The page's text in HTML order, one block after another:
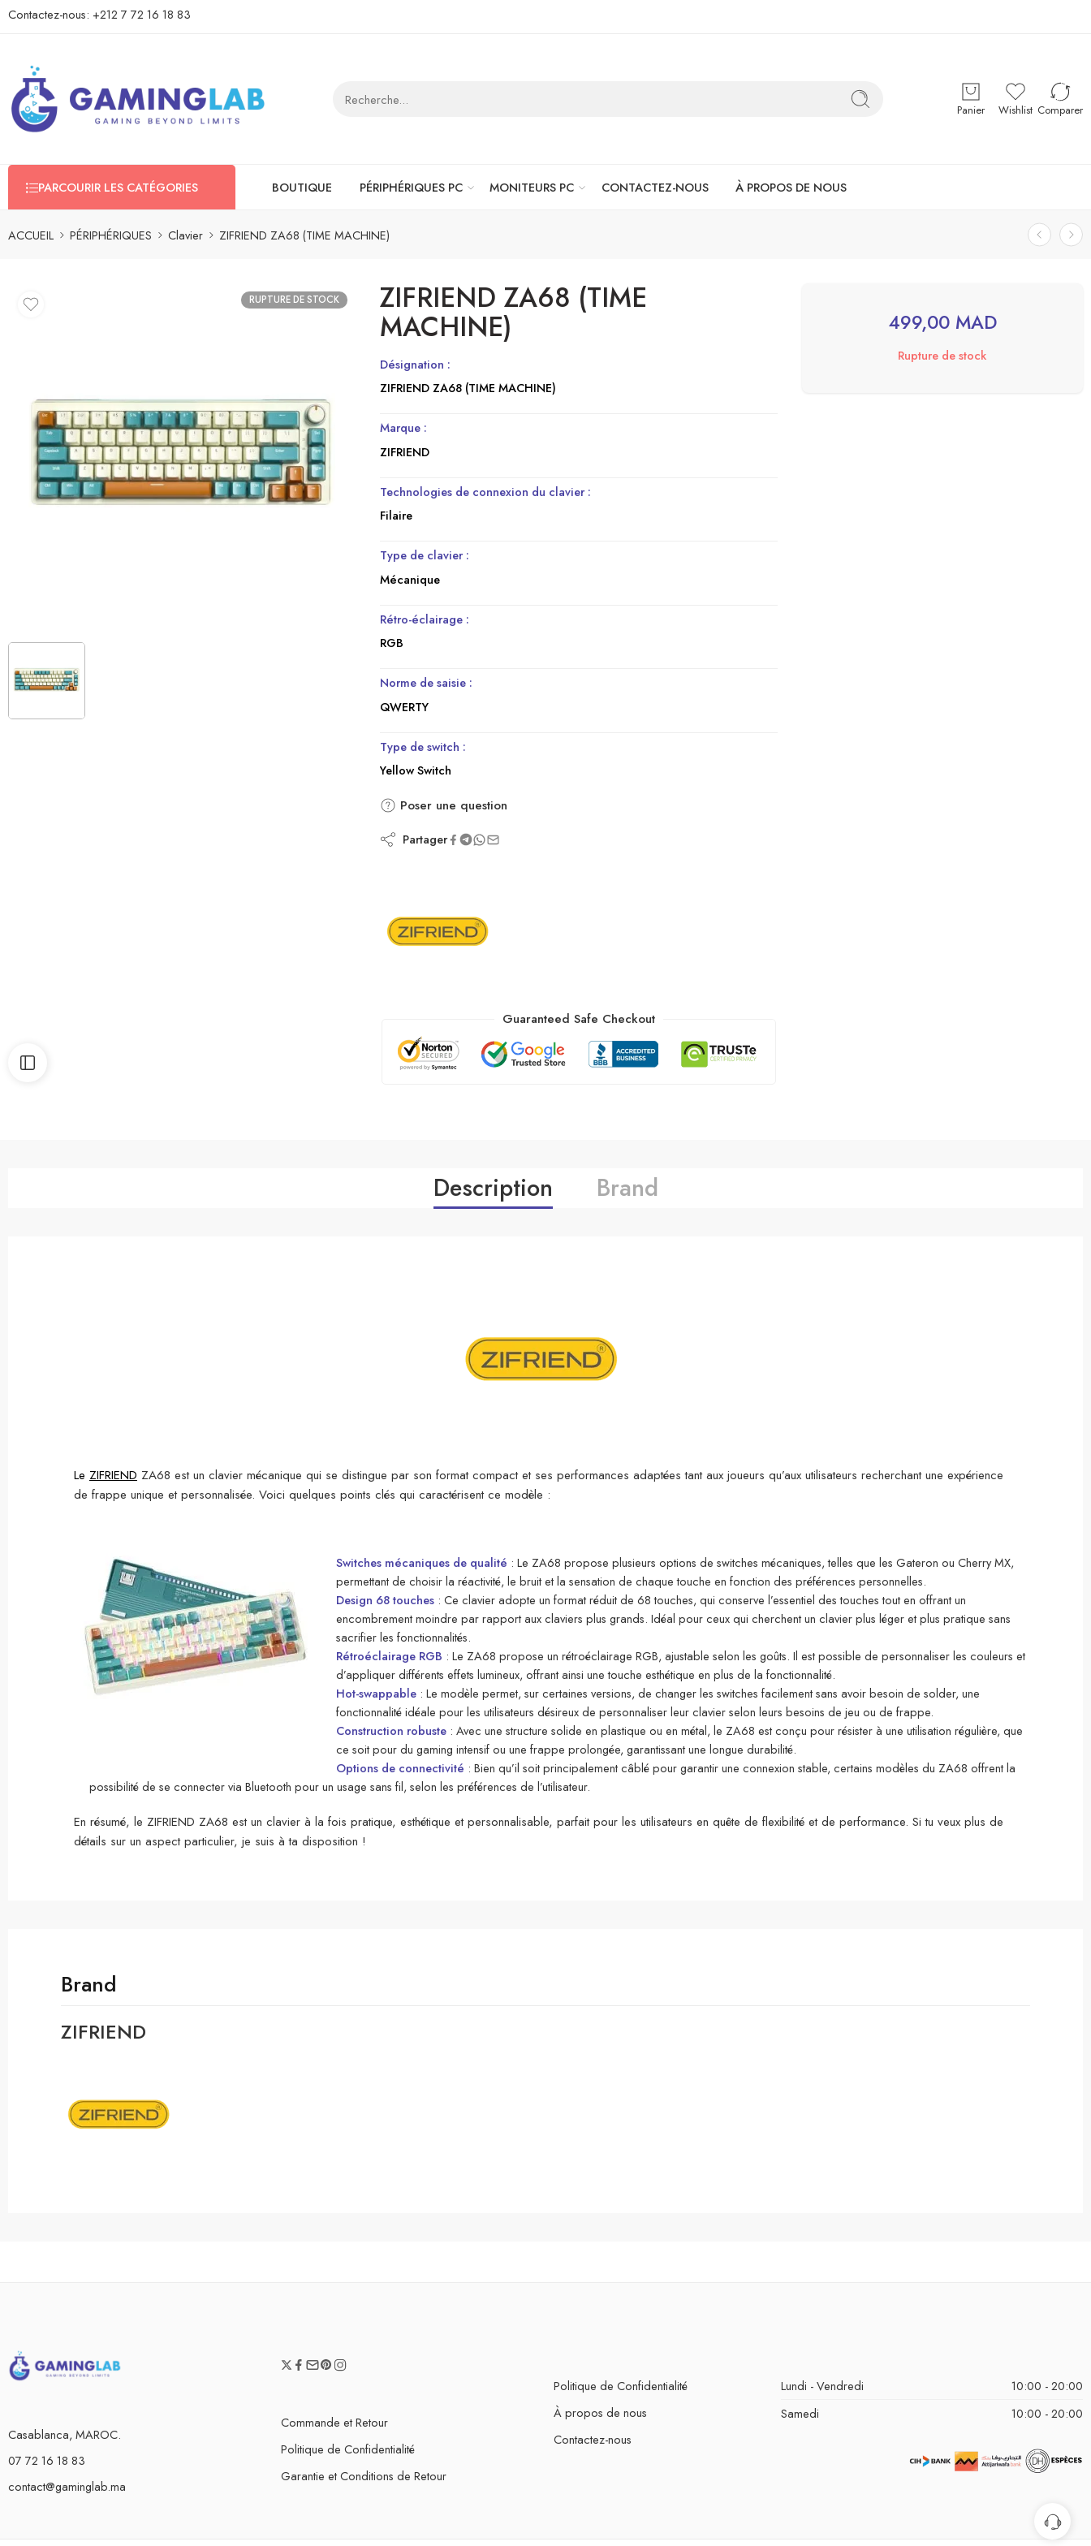
Contactez-nous: +212 7 72 16 18 83
Panier Wishlist Comparer
PARCOURIR LES CATÉGORIES BOUTIQUE PÉRIPHÉRIQUES PC MONITEURS PC CONTACTEZ-NOUS À PROPOS DE NOUS
ACCUEIL PÉRIPHÉRIQUES Clavier ZIFRIEND ZA68 (TIME MACHINE)
RUPTURE DE STOCK ZIFRIEND ZA68 (TIME
MACHINE)
Désignation :
ZIFRIEND ZA68 (TIME MACHINE)
Marque :
ZIFRIEND
Technologies de connexion du clavier :
Filaire
Type de clavier :
Mécanique
Rétro-éclairage :
RGB
Norme de saisie :
QWERTY
Type de switch :
Yellow Switch
Poser une question
Partager
Guaranteed Safe Checkout
499,00 MAD
Rupture de stock
Description Brand
Le ZIFRIEND ZA68 est un clavier mécanique qui se distingue par son format compact et ses performances adaptées tant aux joueurs qu’aux utilisateurs recherchant une expérience
de frappe unique et personnalisée. Voici quelques points clés qui caractérisent ce modèle :
Switches mécaniques de qualité : Le ZA68 propose plusieurs options de switches mécaniques, telles que les Gateron ou Cherry MX,
permettant de choisir la réactivité, le bruit et la sensation de chaque touche en fonction des préférences personnelles.
Design 68 touches: Ce clavier adopte un format réduit de 68 touches, qui conserve l’essentiel des touches tout en offrant un
encombrement moindre par rapport aux claviers plus grands. Idéal pour ceux qui cherchent un clavier plus léger et plus pratique sans
sacrifier les fonctionnalités.
Rétroéclairage RGB : Le ZA68 propose un rétroéclairage RGB, ajustable selon les goûts. Il est possible de personnaliser les couleurs et
d’appliquer différents effets lumineux, offrant ainsi une touche esthétique en plus de la fonctionnalité.
Hot-swappable: Le modèle permet, sur certaines versions, de changer les switches facilement sans avoir besoin de solder, une
fonctionnalité idéale pour les utilisateurs désireux de personnaliser leur clavier selon leurs besoins de jeu ou de frappe.
Construction robuste: Avec une structure solide en plastique ou en métal, le ZA68 est conçu pour résister à une utilisation régulière, que
ce soit pour du gaming intensif ou une frappe prolongée, garantissant une longue durabilité.
Options de connectivité : Bien qu’il soit principalement câblé pour garantir une connexion stable, certains modèles du ZA68 offrent la
possibilité de se connecter via Bluetooth pour un usage sans fil, selon les préférences de l’utilisateur.
En résumé, le ZIFRIEND ZA68 est un clavier à la fois pratique, esthétique et personnalisable, parfait pour les utilisateurs en quête de flexibilité et de performance. Si tu veux plus de
détails sur un aspect particulier, je suis à ta disposition !
Brand
ZIFRIEND
Casablanca, MAROC.
07 72 16 18 83
contact@gaminglab.ma
Commande et Retour
Politique de Confidentialité
Garantie et Conditions de Retour
Politique de Confidentialité
À propos de nous
Contactez-nous
Lundi - Vendredi
10:00 - 20:00
Samedi
10:00 - 20:00